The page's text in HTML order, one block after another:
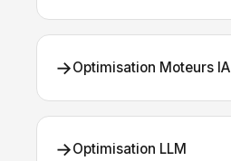
→Optimisation Moteurs IA
→Optimisation LLM